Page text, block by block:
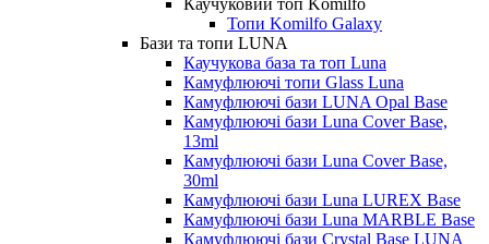
Каучуковий топ Komilfo
Топи Komilfo Galaxy
Бази та топи LUNA
Каучукова база та топ Luna
Камуфлюючі топи Glass Luna
Камуфлюючі бази LUNA Opal Base
Камуфлюючі бази Luna Cover Base,
13ml
Камуфлюючі бази Luna Cover Base,
30ml
Камуфлюючі бази Luna LUREX Base
Камуфлюючі бази Luna MARBLE Base
Камуфлюючі бази Crystal Base LUNA